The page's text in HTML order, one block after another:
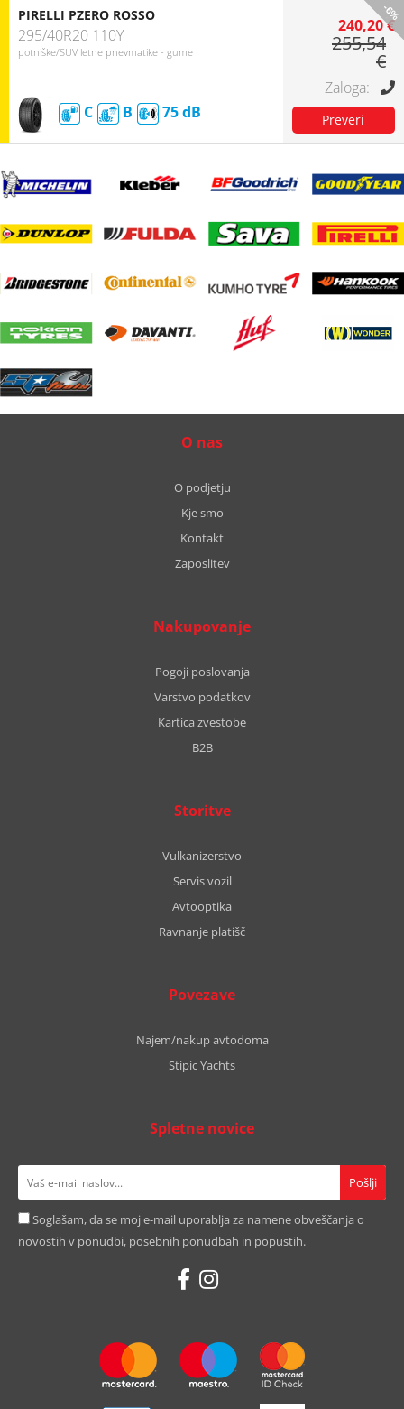
-6%
PIRELLI PZERO ROSSO
295/40R20 110Y
potniške/SUV letne pnevmatike - gume
C B 75
240,20 €
255,54
€
O nas
O podjetju
Kje smo
Kontakt
Zaposlitev
Nakupovanje
Pogoji poslovanja
Varstvo podatkov
Kartica zvestobe
B2B
Storitve
Vulkanizerstvo
Servis vozil
Avtooptika
Ravnanje platišč
Povezave
Najem/nakup avtodoma
Stipic Yachts
Spletne novice
Soglašam, da se moj e-mail uporablja za namene obveščanja o
novostih v ponudbi, posebnih ponudbah in popustih.